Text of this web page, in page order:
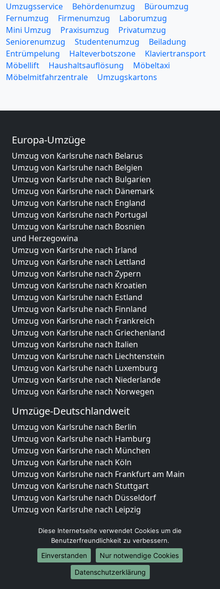
Umzugsservice Behördenumzug
Büroumzug
Fernumzug
Firmenumzug
Laborumzug
Mini Umzug
Praxisumzug
Privatumzug
Seniorenumzug
Studentenumzug
Beiladung
Entrümpelung
Halteverbotszone
Klaviertransport
Möbellift
Haushaltsauflösung
Möbeltaxi
Möbelmitfahrzentrale
Umzugskartons
Europa-Umzüge
Umzug von Karlsruhe nach Belarus
Umzug von Karlsruhe nach Belgien
Umzug von Karlsruhe nach Bulgarien
Umzug von Karlsruhe nach Dänemark
Umzug von Karlsruhe nach England
Umzug von Karlsruhe nach Portugal
Umzug von Karlsruhe nach Bosnien
und Herzegowina
Umzug von Karlsruhe nach Irland
Umzug von Karlsruhe nach Lettland
Umzug von Karlsruhe nach Zypern
Umzug von Karlsruhe nach Kroatien
Umzug von Karlsruhe nach Estland
Umzug von Karlsruhe nach Finnland
Umzug von Karlsruhe nach Frankreich
Umzug von Karlsruhe nach Griechenland
Umzug von Karlsruhe nach Italien
Umzug von Karlsruhe nach Liechtenstein
Umzug von Karlsruhe nach Luxemburg
Umzug von Karlsruhe nach Niederlande
Umzug von Karlsruhe nach Norwegen
Umzüge-Deutschlandweit
Umzug von Karlsruhe nach Berlin
Umzug von Karlsruhe nach Hamburg
Umzug von Karlsruhe nach München
Umzug von Karlsruhe nach Köln
Umzug von Karlsruhe nach Frankfurt am Main
Umzug von Karlsruhe nach Stuttgart
Umzug von Karlsruhe nach Düsseldorf
Umzug von Karlsruhe nach Leipzig
Umzug von Karlsruhe nach Essen
Umzug von Karlsruhe nach Bremen
Umzug von Karlsruhe nach Dresden
Umzug von Karlsruhe nach Hannover
Umzug von Karlsruhe nach Nürnberg
Diese Internetseite verwendet Cookies um die
Benutzerfreundlichkeit zu verbessern.
Einverstanden
Nur notwendige Cookies
Datenschutzerklärung